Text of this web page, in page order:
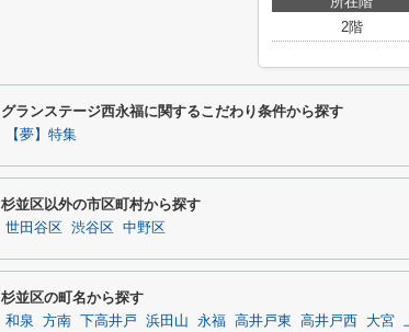
2階
グランステージ西永福に関するこだわり条件から探す
【夢】特集
杉並区以外の市区町村から探す
世田谷区 渋谷区 中野区
杉並区の町名から探す
和泉 方南 下高井戸 浜田山 永福 高井戸東 高井戸西 大宮